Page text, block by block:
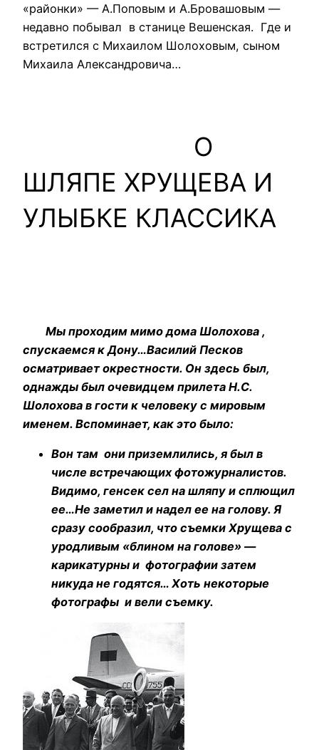
«районки» — А.Поповым и А.Бровашовым —
недавно побывал в станице Вешенская. Где и
встретился с Михаилом Шолоховым, сыном
Михаила Александровича…
О
ШЛЯПЕ ХРУЩЕВА И
УЛЫБКЕ КЛАССИКА
Мы проходим мимо дома Шолохова ,
спускаемся к Дону…Василий Песков
осматривает окрестности. Он здесь был,
однажды был очевидцем прилета Н.С.
Шолохова в гости к человеку с мировым
именем. Вспоминает, как это было:
Вон там они приземлились, я был в
числе встречающих фотожурналистов.
Видимо, генсек сел на шляпу и сплющил
ее…Не заметил и надел ее на голову. Я
сразу сообразил, что съемки Хрущева с
уродливым «блином на голове» —
карикатурны и фотографии затем
никуда не годятся… Хоть некоторые
фотографы и вели съемку.